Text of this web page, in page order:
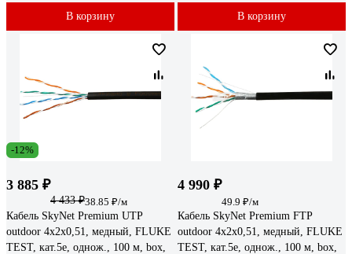
В корзину В корзину
-12%
3 885 ₽
4 433 ₽38.85 ₽/м
Кабель SkyNet Premium UTP
outdoor 4x2x0,51, медный, FLUKE
TEST, кат.5e, однож., 100 м, box,
4 990 ₽
49.9 ₽/м
Кабель SkyNet Premium FTP
outdoor 4x2x0,51, медный, FLUKE
TEST, кат.5e, однож., 100 м, box,